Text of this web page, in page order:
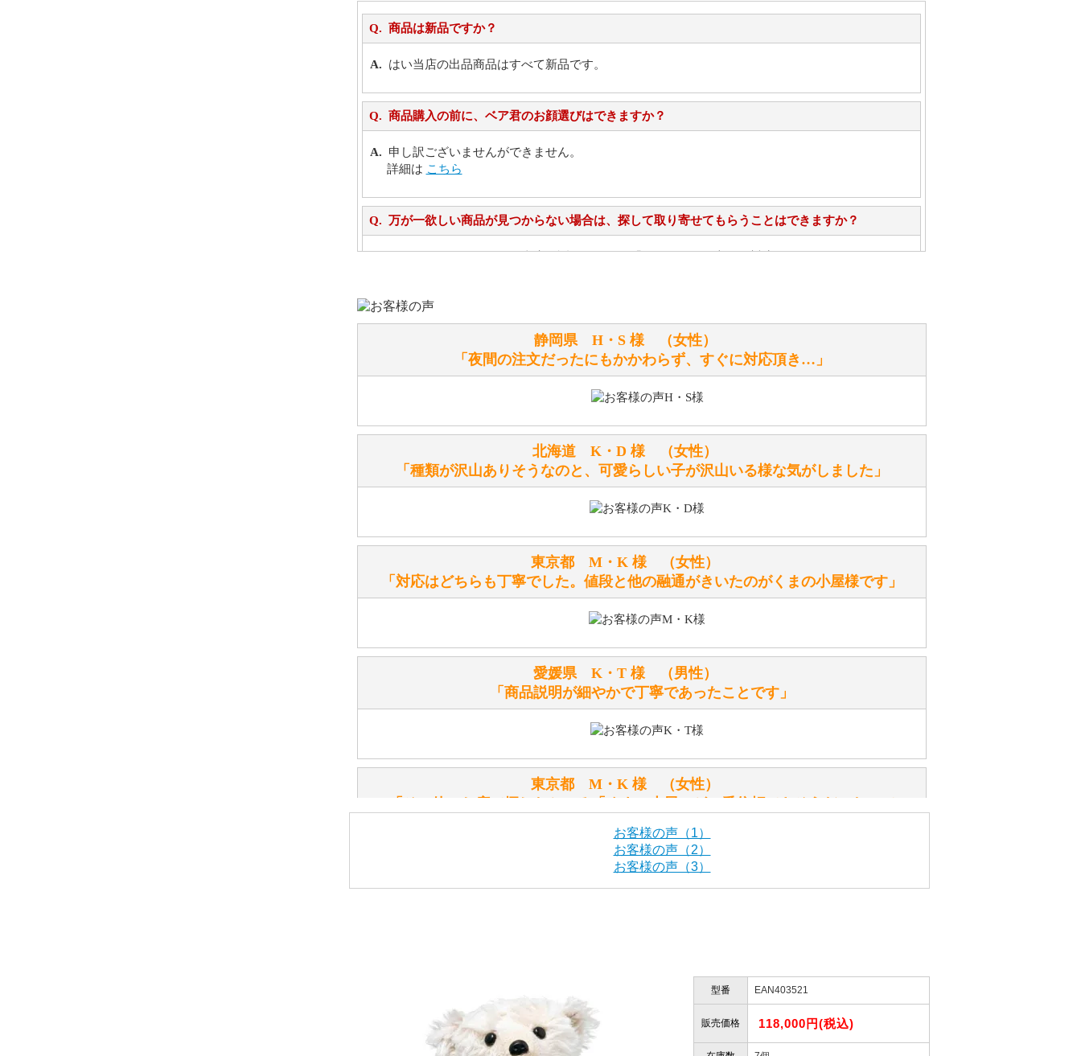
商品は新品ですか？
はい当店の出品商品はすべて新品です。
商品購入の前に、ベア君のお顔選びはできますか？
申し訳ございませんができません。
詳細は こちら
万が一欲しい商品が見つからない場合は、探して取り寄せてもらうことはできますか？
シュタイフのぬいぐるみは洗濯できますか？ ぬいぐるみのお手入れ方法を教えてください。
洗濯できるのとできないのがあります。
こちらをご覧ください。
シリアルNO付きやクラブ限定などいろいろと意味があります。
詳しくはこちらをご覧ください。
テディベアを横にすると音が鳴ります、なぜでしょうか？
シュタイフのテディベアには、鳴くタイプのテディベアがいます。
お腹の中にグロウラーという部品を内臓しています。
体をねかせたりおこしたりすると「グーグー」と鳴くタイプを『グロウラー』といいます。
テディベアのお腹を押すと「キュッキュッ」と音が鳴ります、なぜでしょうか？
シュタイフのテディベアには、おなかを押すと「キュッキュッ」と音が鳴る『スクエーカー』が
シュタイフ社製品の実物を見ることはできますか？
当店はネット販売ですので実物をお見せすることができません。
商品は全て当店へ入荷させたのち欠品を行いお客様宅へお届けします。
関税はすべて当店にて処理しますのでお客様のご負担は一切ありません。
静岡県 H・S 様 （女性）
「夜間の注文だったにもかかわらず、すぐに対応頂き…」
北海道 K・D 様 （女性）
「種類が沢山ありそうなのと、可愛らしい子が沢山いる様な気がしました」
東京都 M・K 様 （女性）
「対応はどちらも丁寧でした。値段と他の融通がきいたのがくまの小屋様です」
愛媛県 K・T 様 （男性）
「商品説明が細やかで丁寧であったことです」
東京都 M・K 様 （女性）
千葉県 U・Y 様 （女性）
「ChatGPTを利用したところ「くまの小屋」さんを紹介され…」
お客様の声（1）
お客様の声（2）
お客様の声（3）
型番 EAN403521
販売価格 118,000円(税込)